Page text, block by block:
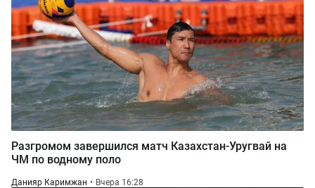
Разгромом завершился матч Казахстан-Уругвай на
ЧМ по водному поло
Данияр Каримжан Вчера 16:28